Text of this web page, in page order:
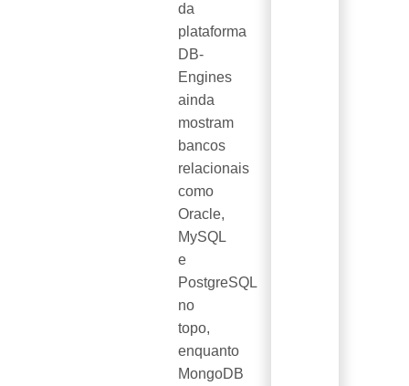
da
plataforma
DB-
Engines
ainda
mostram
bancos
relacionais
como
Oracle,
MySQL
e
PostgreSQL
no
topo,
enquanto
MongoDB